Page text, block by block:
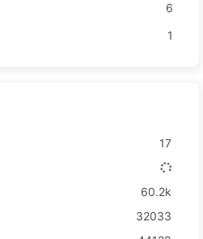
6
1
17
60.2k
32033